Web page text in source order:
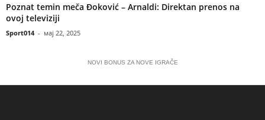
Poznat temin meča Đoković – Arnaldi: Direktan prenos na
ovoj televiziji
Sport014 - мај 22, 2025
NOVI BONUS ZA NOVE IGRAČE